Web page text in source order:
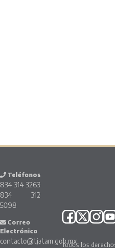
Teléfonos
834 314 3263
834 312
5098
Correo
Electrónico
contacto@tjatam.gob.mx
Todos los